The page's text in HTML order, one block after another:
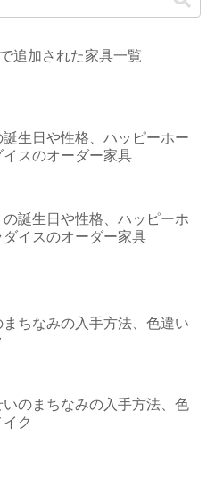
追加された家具一覧
誕生日や性格、ハッピーホー
イスのオーダー家具
の誕生日や性格、ハッピーホ
ダイスのオーダー家具
まちなみの入手方法、色違い
いのまちなみの入手方法、色
ク